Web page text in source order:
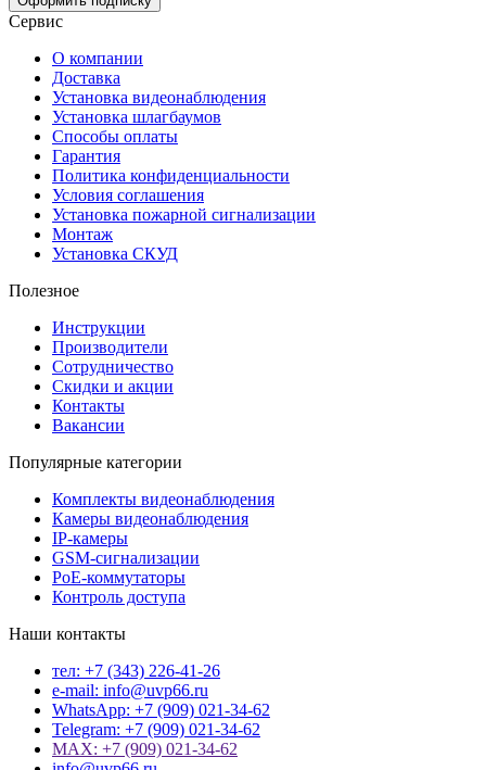
Сервис
О компании
Доставка
Установка видеонаблюдения
Установка шлагбаумов
Способы оплаты
Гарантия
Политика конфиденциальности
Условия соглашения
Установка пожарной сигнализации
Монтаж
Установка СКУД
Полезное
Инструкции
Производители
Сотрудничество
Скидки и акции
Контакты
Вакансии
Популярные категории
Комплекты видеонаблюдения
Камеры видеонаблюдения
IP-камеры
GSM-сигнализации
PoE-коммутаторы
Контроль доступа
Наши контакты
тел: +7 (343) 226-41-26
e-mail: info@uvp66.ru
WhatsApp: +7 (909) 021-34-62
Telegram: +7 (909) 021-34-62
MAX: +7 (909) 021-34-62